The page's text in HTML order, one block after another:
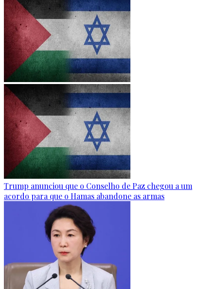
Trump anunciou que o Conselho de Paz chegou a um
acordo para que o Hamas abandone as armas